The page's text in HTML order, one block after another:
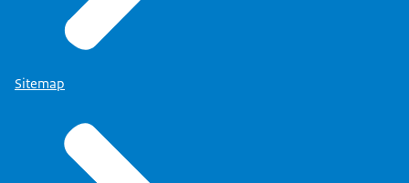
Sitemap